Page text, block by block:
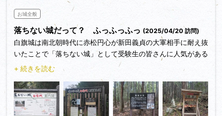
お城全般
落ちない城だって？ ふっふっふっ (2025/04/20 訪問)
白旗城は南北朝時代に赤松円心が新田義貞の大軍相手に耐え抜
いたことで「落ちない城」として受験生の皆さんに人気がある
らしい。
とあらゆる「落ちない城」とやらを訪問していますが、人生で
さんざん「奈落」「転落」「落選」「堕落」を経験していま
す。「逆」に今のうちにいっぱい〇〇〇おいて、しぶとさを身
+ 続きを読む